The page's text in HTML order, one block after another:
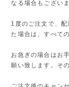
なる場合もござい
1度のご注文で、
た場合は、すべて
お急ぎの場合はお
願い致します。そ